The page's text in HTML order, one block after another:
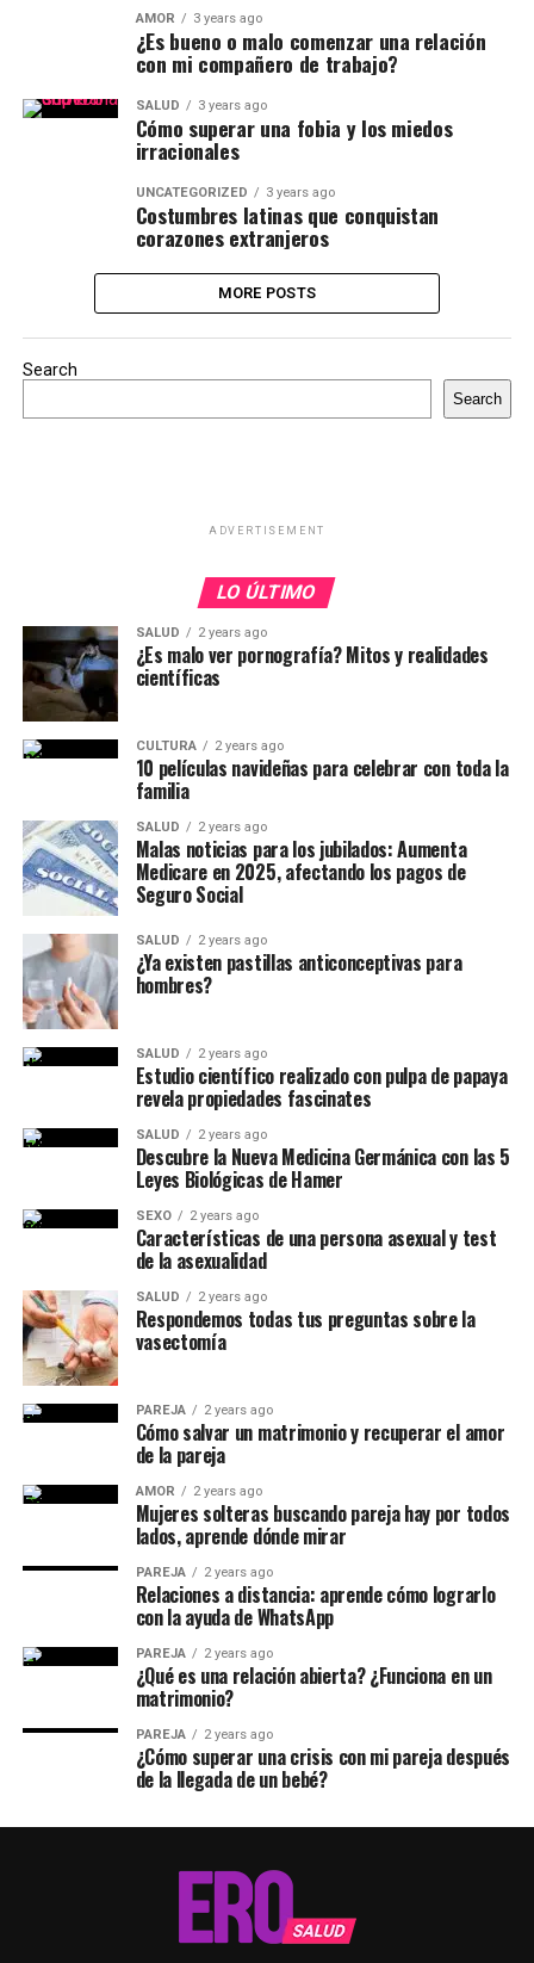
AMOR 3 years ago
¿Es bueno o malo comenzar una relación
con mi compañero de trabajo?
SALUD 3 years ago
Cómo superar una fobia y los miedos
irracionales
UNCATEGORIZED 3 years ago
Costumbres latinas que conquistan
corazones extranjeros
MORE POSTS
Search
Search
ADVERTISEMENT
LO ÚLTIMO
SALUD 2 years ago
¿Es malo ver pornografía? Mitos y realidades
científicas
CULTURA 2 years ago
10 películas navideñas para celebrar con toda la
familia
SALUD 2 years ago
Malas noticias para los jubilados: Aumenta
Medicare en 2025, afectando los pagos de
Seguro Social
SALUD 2 years ago
¿Ya existen pastillas anticonceptivas para
hombres?
SALUD 2 years ago
Estudio científico realizado con pulpa de papaya
revela propiedades fascinates
SALUD 2 years ago
Descubre la Nueva Medicina Germánica con las 5
Leyes Biológicas de Hamer
SEXO 2 years ago
Características de una persona asexual y test
de la asexualidad
SALUD 2 years ago
Respondemos todas tus preguntas sobre la
vasectomía
PAREJA 2 years ago
Cómo salvar un matrimonio y recuperar el amor
de la pareja
AMOR 2 years ago
Mujeres solteras buscando pareja hay por todos
lados, aprende dónde mirar
PAREJA 2 years ago
Relaciones a distancia: aprende cómo lograrlo
con la ayuda de WhatsApp
PAREJA 2 years ago
¿Qué es una relación abierta? ¿Funciona en un
matrimonio?
PAREJA 2 years ago
¿Cómo superar una crisis con mi pareja después
de la llegada de un bebé?